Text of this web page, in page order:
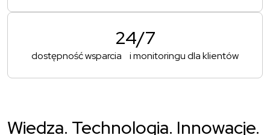
24/7
dostępność wsparcia i monitoringu dla klientów
Wiedza. Technologia. Innowacje.